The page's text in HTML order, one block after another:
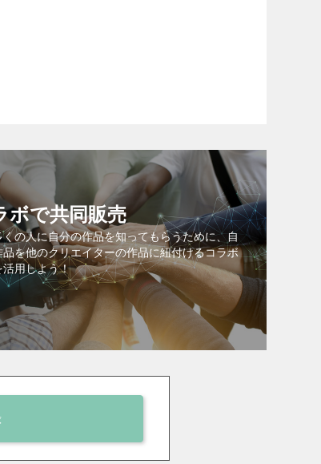
ボで共同販売
くの人に自分の作品を知ってもらうために、自
品を他のクリエイターの作品に紐付けるコラボ
活用しよう！